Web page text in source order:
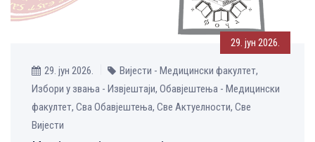
29. јун 2026.
29. јун 2026.
Вијести - Медицински факултет,
Избори у звања - Извјештаји, Обавјештења - Медицински
факултет, Сва Обавјештења, Све Aктуелности, Све
Вијести